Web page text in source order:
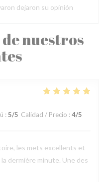
nuestros
: 5/5 Calidad / Precio : 4/5
les mets excellents et
dermière minute. Une des
dejaron su opinión